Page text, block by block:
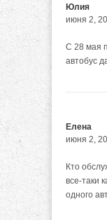
Юлия
июня 2,
С 28 мая
автобус
Елена
июня 2,
Кто
все-таки
одного